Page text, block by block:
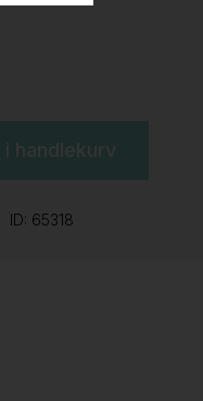
handlekurv
ID: 65318